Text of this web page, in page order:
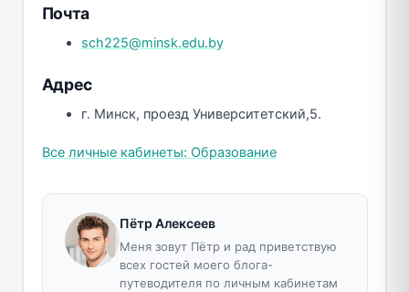
Почта
sch225@minsk.edu.by
Адрес
г. Минск, проезд Университетский,5.
Все личные кабинеты: Образование
Пётр Алексеев
Меня зовут Пётр и рад приветствую
всех гостей моего блога-
путеводителя по личным кабинетам